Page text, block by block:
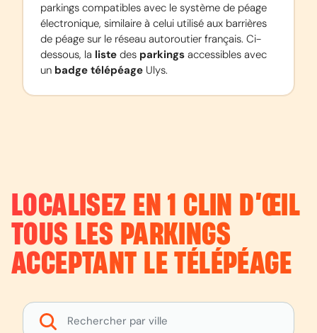
parkings compatibles avec le système de péage
électronique, similaire à celui utilisé aux barrières
de péage sur le réseau autoroutier français. Ci-
dessous, la liste des parkings accessibles avec
un badge télépéage Ulys.
LOCALISEZ EN 1 CLIN D’ŒIL
TOUS LES PARKINGS
ACCEPTANT LE TÉLÉPÉAGE